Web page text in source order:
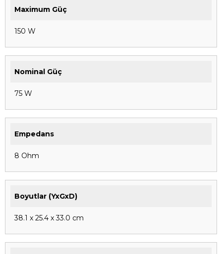
Maximum Güç
150 W
Nominal Güç
75 W
Empedans
8 Ohm
Boyutlar (YxGxD)
38.1 x 25.4 x 33.0 cm